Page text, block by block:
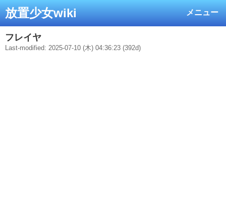
メニュー
放置少女wiki
フレイヤ
Last-modified: 2025-07-10 (木) 04:36:23 (392d)